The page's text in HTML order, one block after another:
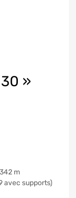
30 »
m
avec supports)